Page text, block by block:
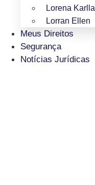
Lorena Karlla
Lorran Ellen
Meus Direitos
Segurança
Notícias Jurídicas